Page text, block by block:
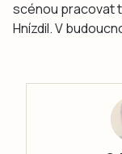
scénou pracovat
Hnízdil. V